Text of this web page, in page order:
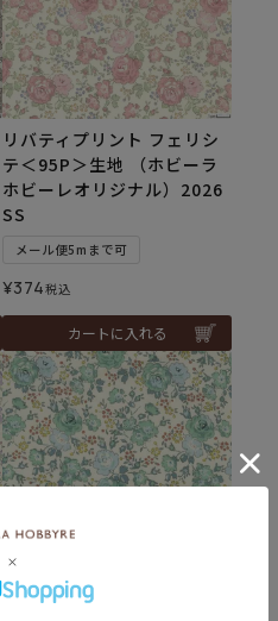
リバティプリント フェリシ
テ＜95P＞生地 （ホビーラ
ホビーレオリジナル）2026
SS
メール便5mまで可
¥374税込
カートに入れる
リバティプリント フェリシ